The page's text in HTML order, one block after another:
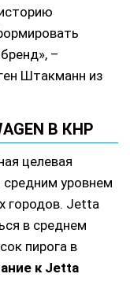
–
Штакманн из
В КНР
целевая
уровнем
городов. Jetta
в среднем
пирога в
к Jetta